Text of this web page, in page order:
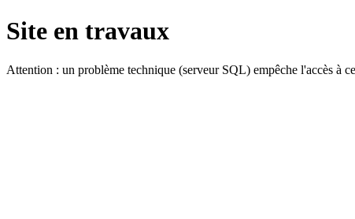
Site en travaux
Attention : un problème technique (serveur SQL) empêche l'accès à